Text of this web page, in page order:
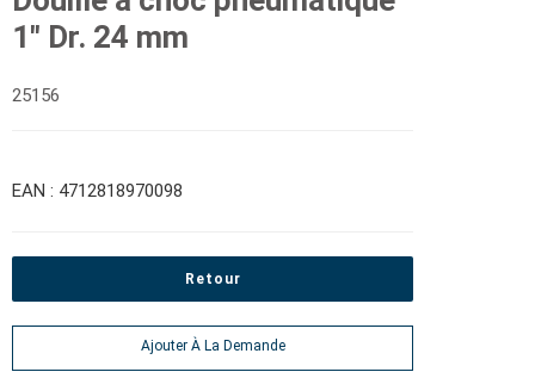
1" Dr. 24 mm
25156
EAN : 4712818970098
Retour
Ajouter À La Demande